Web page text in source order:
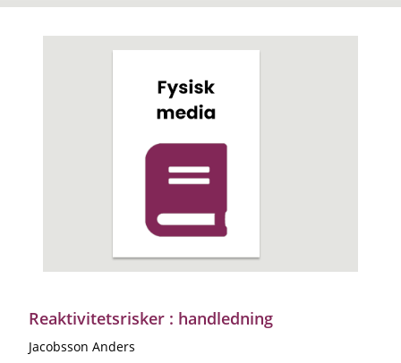
Reaktivitetsrisker : handledning
Jacobsson Anders